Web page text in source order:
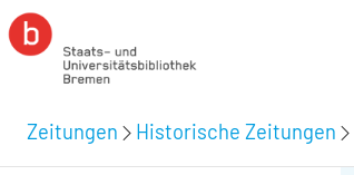
Zeitungen Historische Zeitungen